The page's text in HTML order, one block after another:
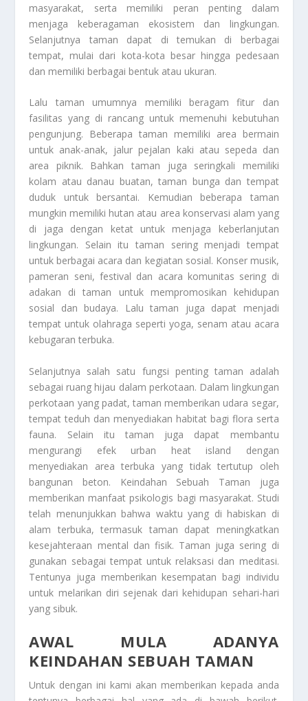
masyarakat, serta memiliki peran penting dalam
menjaga keberagaman ekosistem dan lingkungan.
Selanjutnya taman dapat di temukan di berbagai
tempat, mulai dari kota-kota besar hingga pedesaan
dan memiliki berbagai bentuk atau ukuran.
Lalu taman umumnya memiliki beragam fitur dan
fasilitas yang di rancang untuk memenuhi kebutuhan
pengunjung. Beberapa taman memiliki area bermain
untuk anak-anak, jalur pejalan kaki atau sepeda dan
area piknik. Bahkan taman juga seringkali memiliki
kolam atau danau buatan, taman bunga dan tempat
duduk untuk bersantai. Kemudian beberapa taman
mungkin memiliki hutan atau area konservasi alam yang
di jaga dengan ketat untuk menjaga keberlanjutan
lingkungan. Selain itu taman sering menjadi tempat
untuk berbagai acara dan kegiatan sosial. Konser musik,
pameran seni, festival dan acara komunitas sering di
adakan di taman untuk mempromosikan kehidupan
sosial dan budaya. Lalu taman juga dapat menjadi
tempat untuk olahraga seperti yoga, senam atau acara
kebugaran terbuka.
Selanjutnya salah satu fungsi penting taman adalah
sebagai ruang hijau dalam perkotaan. Dalam lingkungan
perkotaan yang padat, taman memberikan udara segar,
tempat teduh dan menyediakan habitat bagi flora serta
fauna. Selain itu taman juga dapat membantu
mengurangi efek urban heat island dengan
menyediakan area terbuka yang tidak tertutup oleh
bangunan beton.
Keindahan Sebuah Taman juga
memberikan manfaat psikologis bagi masyarakat. Studi
telah menunjukkan bahwa waktu yang di habiskan di
alam terbuka, termasuk taman dapat meningkatkan
kesejahteraan mental dan fisik. Taman juga sering di
gunakan sebagai tempat untuk relaksasi dan meditasi.
Tentunya juga memberikan kesempatan bagi individu
untuk melarikan diri sejenak dari kehidupan sehari-hari
yang sibuk.
AWAL MULA ADANYA
KEINDAHAN SEBUAH TAMAN
Untuk dengan ini kami akan memberikan kepada anda